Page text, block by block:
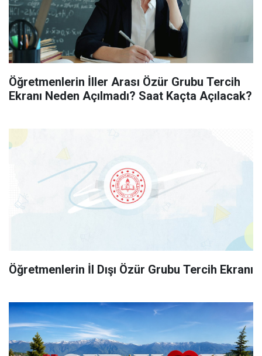
Öğretmenlerin İller Arası Özür Grubu Tercih
Ekranı Neden Açılmadı? Saat Kaçta Açılacak?
Öğretmenlerin İl Dışı Özür Grubu Tercih Ekranı